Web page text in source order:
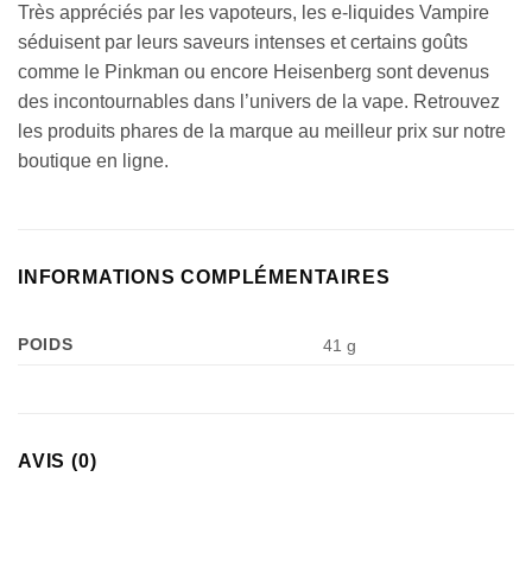
Très appréciés par les vapoteurs, les e-liquides Vampire
séduisent par leurs saveurs intenses et certains goûts
comme le Pinkman ou encore Heisenberg sont devenus
des incontournables dans l’univers de la vape. Retrouvez
les produits phares de la marque au meilleur prix sur notre
boutique en ligne.
INFORMATIONS COMPLÉMENTAIRES
POIDS 41 g
AVIS (0)